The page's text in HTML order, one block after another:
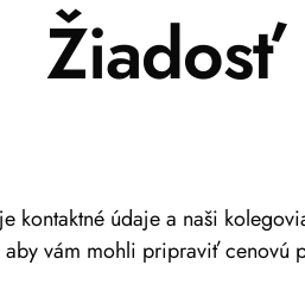
kontaktné údaje a naši
vám mohli pripraviť cenovú